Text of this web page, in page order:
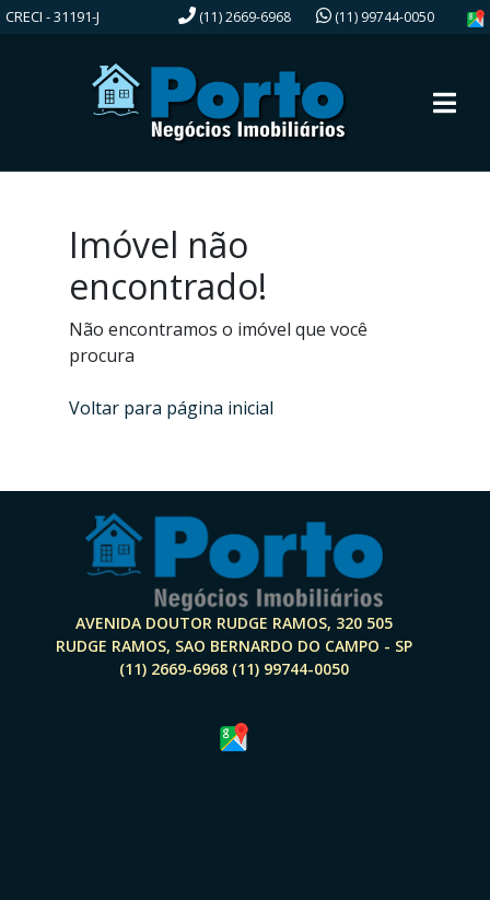
CRECI - 31191-J (11) 2669-6968 (11) 99744-0050
Imóvel não
encontrado!
Não encontramos o imóvel que você
procura
Voltar para página inicial
AVENIDA DOUTOR RUDGE RAMOS, 320 505
RUDGE RAMOS, SAO BERNARDO DO CAMPO - SP
(11) 2669-6968 (11) 99744-0050